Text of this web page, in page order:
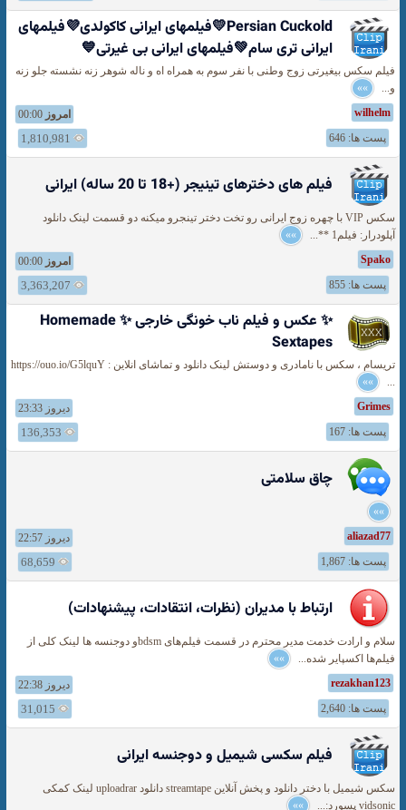
Persian Cuckold💛فیلمهای ایرانی کاکولدی💜فیلمهای
ایرانی تری سام💚فیلمهای ایرانی بی غیرتی💙
فیلم سکس بیغیرتی زوج وطنی با نفر سوم به همراه اه و ناله شوهر زنه نشسته جلو زنه
و... »»
wilhelm
امروز
پست ها: 646
1,810,981
فیلم های دخترهای تینیجر (+18 تا 20 ساله) ایرانی
سکس VIP با چهره زوج ایرانی رو تخت دختر تینجرو میکنه دو قسمت لینک دانلود
آپلودرار: فیلم1 **...
»»
Spako
امروز
پست ها: 855
3,363,207
✨ عکس و فیلم ناب خونگی خارجی ✨ Homemade
Sextapes
تریسام ، سکس با نامادری و دوستش لینک دانلود و تماشای انلاین : https://ouo.io/G5lquY
...
»»
Grimes
دیروز 23:33
پست ها: 167
136,353
چاق سلامتى
»»
aliazad77
دیروز 22:57
پست ها: 1,867
68,659
ارتباط با مدیران (نظرات، انتقادات، پیشنهادات)
سلام و ارادت خدمت مدیر محترم در قسمت فیلم‌های bdsmو دوجنسه ها لینک کلی از
فیلم‌ها اکسپایر شده... »»
rezakhan123
دیروز 22:38
پست ها: 2,640
31,015
فیلم سکسی شیمیل و دوجنسه ایرانی
سکس شیمیل با دختر دانلود و پخش آنلاین streamtape دانلود uploadrar لینک کمکی
vidsonic پسورد:...
»»